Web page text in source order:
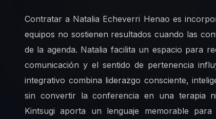
Contratar a Natalia Echeverri Henao es
equipos no sostienen resultados cuando las
de la agenda. Natalia facilita un espacio para
comunicación y el sentido de pertenencia
integrativo combina liderazgo consciente,
sin convertir la conferencia en una terapia
Kintsugi aporta un lenguaje memorable